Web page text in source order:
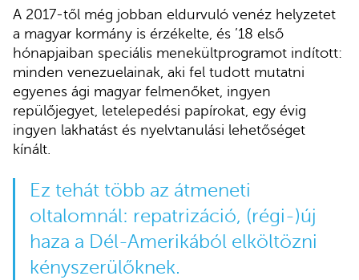
A 2017-től még jobban eldurvuló venéz helyzetet
a magyar kormány is érzékelte, és ’18 első
hónapjaiban speciális menekültprogramot indított:
minden venezuelainak, aki fel tudott mutatni
egyenes ági magyar felmenőket, ingyen
repülőjegyet, letelepedési papírokat, egy évig
ingyen lakhatást és nyelvtanulási lehetőséget
kínált.
Ez tehát több az átmeneti
oltalomnál: repatrizáció, (régi-)új
haza a Dél-Amerikából elköltözni
kényszerülőknek.